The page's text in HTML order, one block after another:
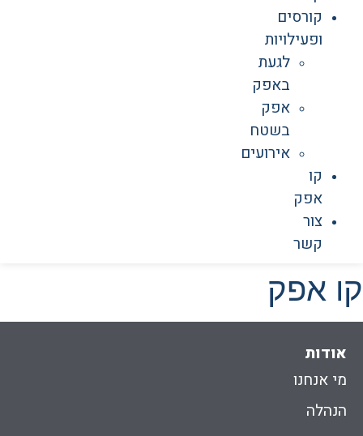
קורסים
ופעילויות
לגעת
באפק
אפק
בשטח
אירועים
קו
אפק
צור
קשר
קו אפק
אודות
מי אנחנו
הנהלה